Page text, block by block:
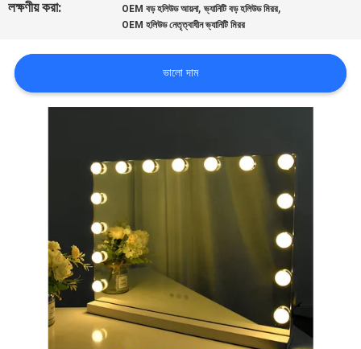
ভ্রমণ
ক্ষেত্রেই
লক্ষণীয় করা:
OEM বড় হলিউড আয়না,ভ্যানিটি বড় হলিউড মিরর,
OEM হলিউড নেতৃত্বাধীন ভ্যানিটি মিরর
ভালো দাম